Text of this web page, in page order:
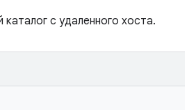
с удаленного хоста.